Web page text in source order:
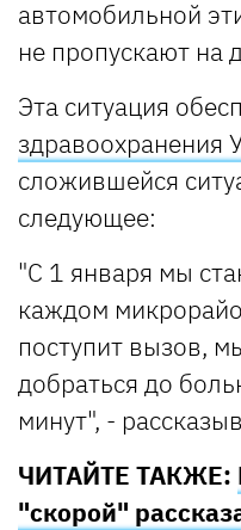
автомобильной
не пропускают на
Эта ситуация
здравоохранения
сложившейся
следующее:
"С 1 января мы
каждом
поступит вызов,
добраться до
минут", -
ЧИТАЙТЕ ТАКЖЕ:
"скорой"